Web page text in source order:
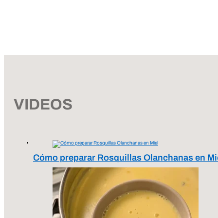
VIDEOS
Cómo preparar Rosquillas Olanchanas en